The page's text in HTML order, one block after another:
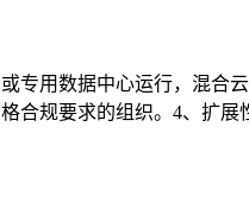
专用数据中心运行，混合
合规要求的组织。4、扩